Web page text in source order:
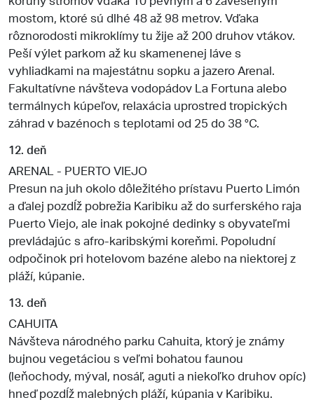
mostom, ktoré sú dlhé 48 až 98 metrov. Vďaka
rôznorodosti mikroklímy tu žije až 200 druhov vtákov.
Peší výlet parkom až ku skamenenej láve s
vyhliadkami na majestátnu sopku a jazero Arenal.
Fakultatívne návšteva vodopádov La Fortuna alebo
termálnych kúpeľov, relaxácia uprostred tropických
záhrad v bazénoch s teplotami od 25 do 38 °C.
12. deň
ARENAL - PUERTO VIEJO
Presun na juh okolo dôležitého prístavu Puerto Limón
a ďalej pozdĺž pobrežia Karibiku až do surferského raja
Puerto Viejo, ale inak pokojné dedinky s obyvateľmi
prevládajúc s afro-karibskými koreňmi. Popoludní
odpočinok pri hotelovom bazéne alebo na niektorej z
pláží, kúpanie.
13. deň
CAHUITA
Návšteva národného parku Cahuita, ktorý je známy
bujnou vegetáciou s veľmi bohatou faunou
(leňochody, mýval, nosáľ, aguti a niekoľko druhov opíc)
hneď pozdĺž malebných pláží, kúpania v Karibiku.